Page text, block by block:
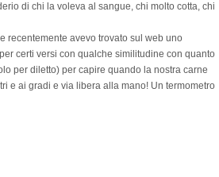
di chi la voleva al sangue, chi molto cotta, chi
recentemente avevo trovato sul web uno
certi versi con qualche similitudine con quanto
per diletto) per capire quando la nostra carne
e ai gradi e via libera alla mano! Un termometro